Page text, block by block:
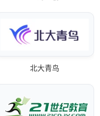
北大青鸟